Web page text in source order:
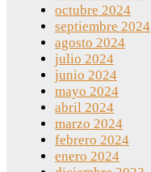
octubre 2024
septiembre 2024
agosto 2024
julio 2024
junio 2024
mayo 2024
abril 2024
marzo 2024
febrero 2024
enero 2024